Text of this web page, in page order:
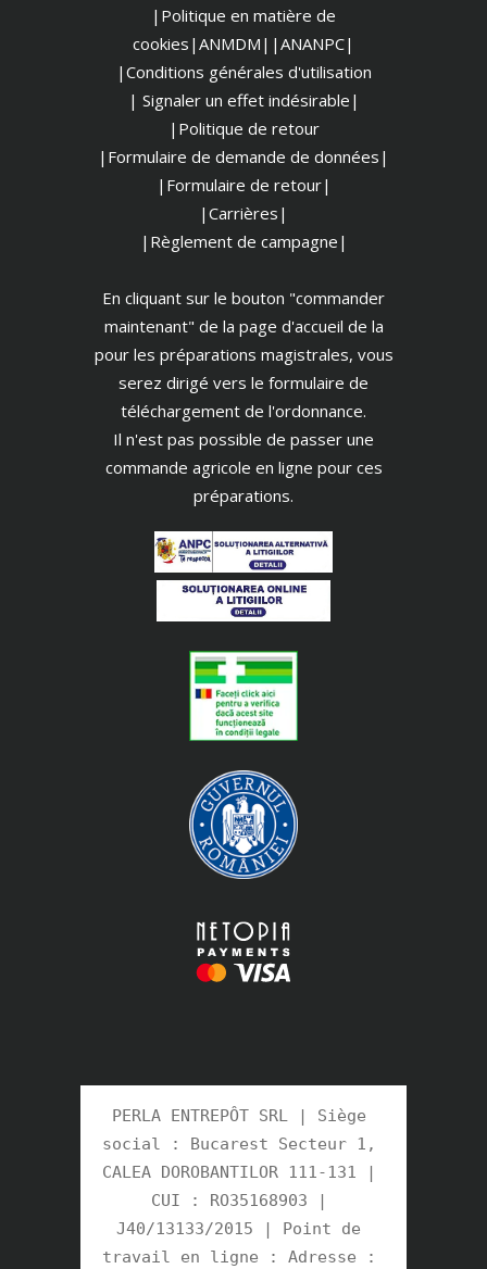
|Politique en matière de
cookies |ANMDM| |ANANPC|
|Conditions générales d'utilisation
| Signaler un effet indésirable|
|Politique de retour
|Formulaire de demande de données|
|Formulaire de retour|
|Carrières|
|Règlement de campagne|
En cliquant sur le bouton "commander
maintenant" de la page d'accueil de la
pour les préparations magistrales, vous
serez dirigé vers le formulaire de
téléchargement de l'ordonnance.
Il n'est pas possible de passer une
commande agricole en ligne pour ces
préparations.
PERLA ENTREPÔT SRL | Siège
social : Bucarest Secteur 1,
CALEA DOROBANTILOR 111-131 |
CUI : RO35168903 |
J40/13133/2015 | Point de
travail en ligne : Adresse :